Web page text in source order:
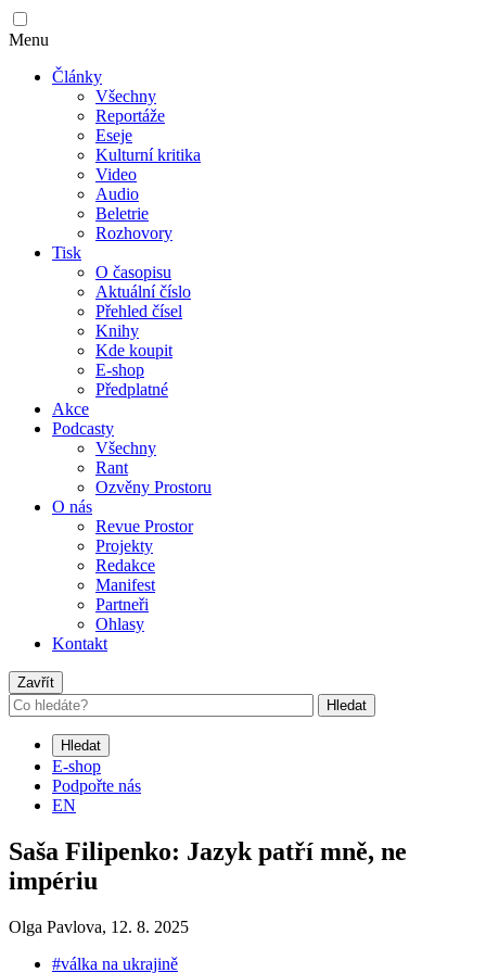
Menu
Články
Všechny
Reportáže
Eseje
Kulturní kritika
Video
Audio
Beletrie
Rozhovory
Tisk
O časopisu
Aktuální číslo
Přehled čísel
Knihy
Kde koupit
E-shop
Předplatné
Akce
Podcasty
Všechny
Rant
Ozvěny Prostoru
O nás
Revue Prostor
Projekty
Redakce
Manifest
Partneři
Ohlasy
Kontakt
Zavřít
Hledat
Hledat
E-shop
Podpořte nás
EN
Saša Filipenko: Jazyk patří mně, ne
impériu
Olga Pavlova, 12. 8. 2025
#válka na ukrajině